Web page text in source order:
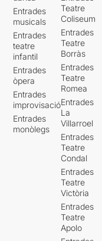
Entrades
musicals
Entrades
teatre
infantil
Entrades
òpera
Entrades
improvisació
Entrades
monòlegs
Teatre
Coliseum
Entrades
Teatre
Borràs
Entrades
Teatre
Romea
Entrades
La
Villarroel
Entrades
Teatre
Condal
Entrades
Teatre
Victòria
Entrades
Teatre
Apolo